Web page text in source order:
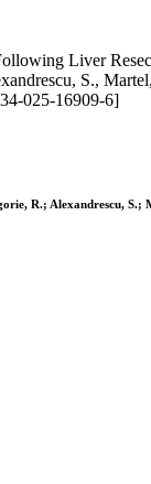
Liver
S.,
025-16909-6]
R.; Alexandrescu,